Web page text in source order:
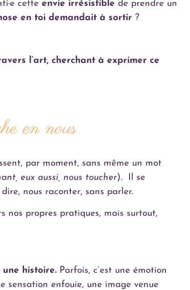
cette envie irrésistible de prendre un
en toi demandait à sortir ?
l’art, cherchant à exprimer ce
en nous
par moment, sans même un mot
eux aussi, nous toucher). Il se
nous raconter, sans parler.
nos propres pratiques, mais surtout,
histoire. Parfois, c’est une émotion
sensation enfouie, une image venue